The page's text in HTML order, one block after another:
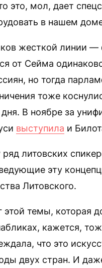
это, мол, дает
в нашем
жесткой линии
от Сейма
но тогда
тоже
дня. В ноябре за
выступила и
литовских
эту
Литовского.
темы, которая
кажется,
что это
двух стран. И